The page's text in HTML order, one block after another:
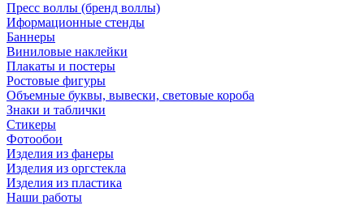
Пресс воллы (бренд воллы)
Иформационные стенды
Баннеры
Виниловые наклейки
Плакаты и постеры
Ростовые фигуры
Объемные буквы, вывески, световые короба
Знаки и таблички
Стикеры
Фотообои
Изделия из фанеры
Изделия из оргстекла
Изделия из пластика
Наши работы